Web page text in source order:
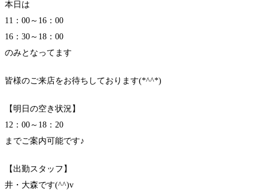
本日は
11：00～16：00
16：30～18：00
のみとなってます
皆様のご来店をお待ちしております(*^^*)
【明日の空き状況】
12：00～18：20
までご案内可能です♪
【出勤スタッフ】
井・大森です(^^)v